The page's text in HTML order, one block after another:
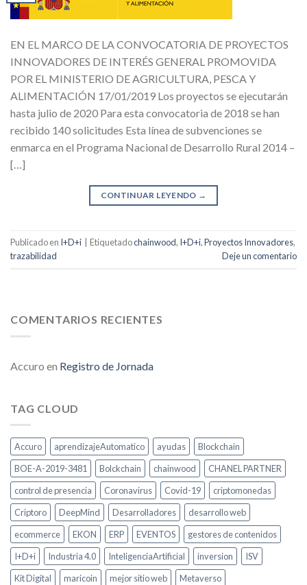
EN EL MARCO DE LA CONVOCATORIA DE PROYECTOS
INNOVADORES DE INTERÉS GENERAL PROMOVIDA
POR EL MINISTERIO DE AGRICULTURA, PESCA Y
ALIMENTACIÓN 17/01/2019 Los proyectos se ejecutarán
hasta julio de 2020 Para esta convocatoria de 2018 se han
recibido 140 solicitudes Esta línea de subvenciones se
enmarca en el Programa Nacional de Desarrollo Rural 2014 –
[…]
CONTINUAR LEYENDO →
Publicado en I+D+i Etiquetadochainwood, I+D+i,Proyectos Innovadores,
trazabilidad
Deje un comentario
COMENTARIOS RECIENTES
Accuro en Registro de Jornada
TAG CLOUD
Accuro aprendizajeAutomatico ayudas
Blockchain
BOE-A-2019-3481
Bolckchain chainwood
CHANEL PARTNER
control de presencia
Coronavirus Covid-19
criptomonedas
Criptoro
DeepMind Desarrolladores
desarrollo web
ecommerce
EKON ERP EVENTOS
gestores de contenidos
I+D+i
Industria 4.0 InteligenciaArtificial inversion
ISV
Kit Digital
maricoin mejor sitio web
Metaverso